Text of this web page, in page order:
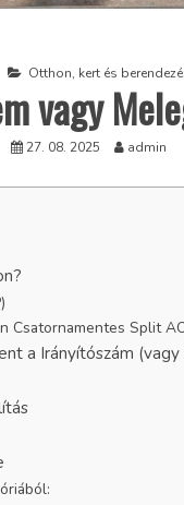
Otthon, kert és
vagy
27. 08. 2025 admin
Csatornamentes Split
a Irányítószám